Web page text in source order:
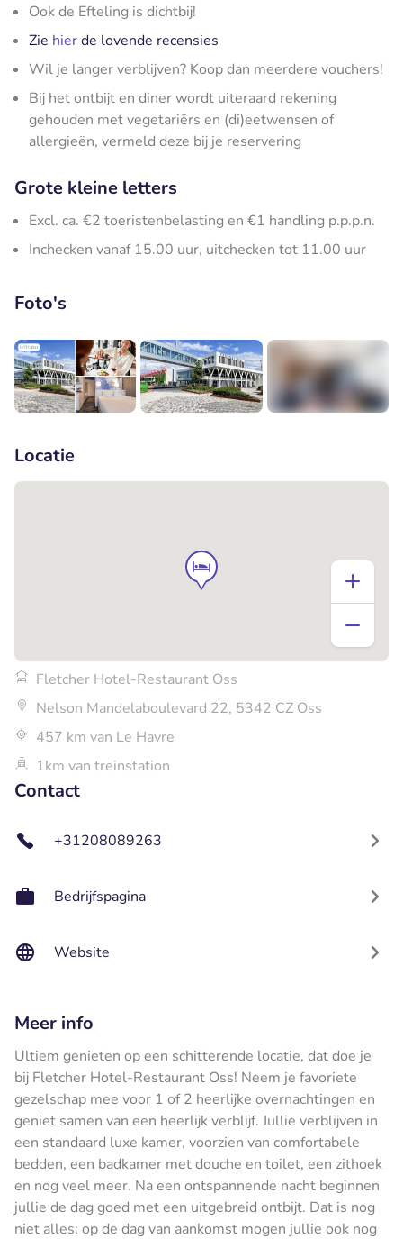
Ook de Efteling is dichtbij!
Zie hierde lovende recensies
Wil je langer verblijven? Koop dan meerdere vouchers!
Bij het ontbijt en diner wordt uiteraard rekening
gehouden met vegetariërs en (di)eetwensen of
allergieën, vermeld deze bij je reservering
Grote kleine letters
Excl. ca. €2 toeristenbelasting en €1 handling p.p.p.n.
Inchecken vanaf 15.00 uur, uitchecken tot 11.00 uur
Foto's
Locatie
Fletcher Hotel-Restaurant Oss
Nelson Mandelaboulevard 22, 5342 CZ Oss
457 km van Le Havre
1km van treinstation
Contact
+31208089263
Bedrijfspagina
Website
Meer info
Ultiem genieten op een schitterende locatie, dat doe je
bij Fletcher Hotel-Restaurant Oss! Neem je favoriete
gezelschap mee voor 1 of 2 heerlijke overnachtingen en
geniet samen van een heerlijk verblijf. Jullie verblijven in
een standaard luxe kamer, voorzien van comfortabele
bedden, een badkamer met douche en toilet, een zithoek
en nog veel meer. Na een ontspannende nacht beginnen
jullie de dag goed met een uitgebreid ontbijt. Dat is nog
niet alles: op de dag van aankomst mogen jullie ook nog